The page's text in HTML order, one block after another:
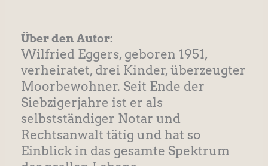
Über den Autor:
Wilfried Eggers, geboren 1951,
verheiratet, drei Kinder, überzeugter
Moorbewohner. Seit Ende der
Siebzigerjahre ist er als
selbstständiger Notar und
Rechtsanwalt tätig und hat so
Einblick in das gesamte Spektrum